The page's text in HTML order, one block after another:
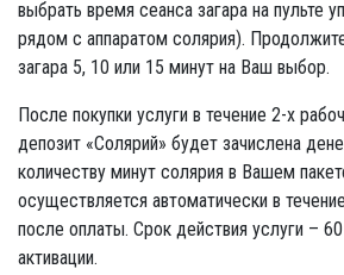
выбрать время сеанса загара на пульте
рядом с аппаратом солярия).
загара 5, 10 или 15 минут на Ваш выбор.
После покупки услуги в течение 2-х
депозит «Солярий» будет зачислена
количеству минут солярия в Вашем
осуществляется автоматически в
после оплаты. Срок действия услуги –
активации.